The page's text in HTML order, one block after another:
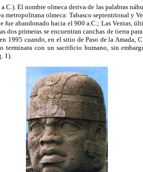
El nombre olmeca deriva de las palabras
metropolitana olmeca: Tabasco septentrional
abandonado hacia el 900 a.C.; Las Ventas,
primeras se encuentran canchas de tierra
cuando, en el sitio de Paso de la Amada,
con un sacrificio humano, sin
1).